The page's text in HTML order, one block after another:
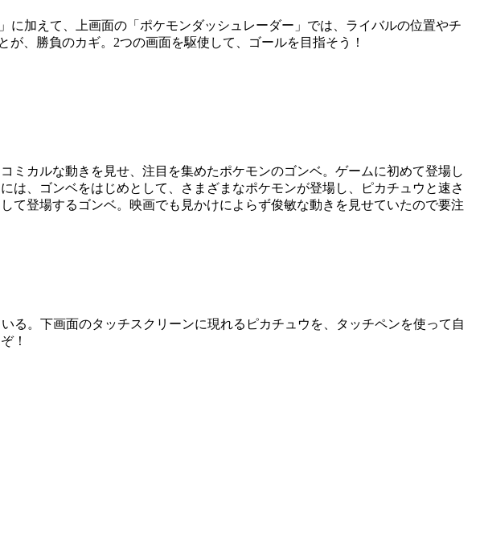
加えて、上画面の「ポケモンダッシュレーダー」では、ライバルの位置やチ
、勝負のカギ。2つの画面を駆使して、ゴールを目指そう！
ミカルな動きを見せ、注目を集めたポケモンのゴンベ。ゲームに初めて登場し
、ゴンベをはじめとして、さまざまなポケモンが登場し、ピカチュウと速さ
て登場するゴンベ。映画でも見かけによらず俊敏な動きを見せていたので要注
る。下画面のタッチスクリーンに現れるピカチュウを、タッチペンを使って自
！